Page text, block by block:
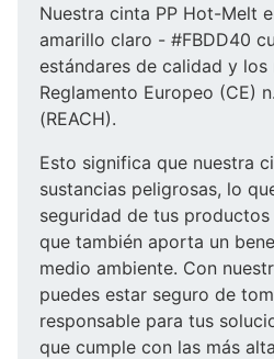
Nuestra cinta PP Hot-Melt
amarillo claro - #FBDD40
estándares de calidad y los
Reglamento Europeo (CE)
(REACH).
Esto significa que nuestra
sustancias peligrosas, lo
seguridad de tus
que también aporta un
medio ambiente. Con
puedes estar seguro de
responsable para tus
que cumple con las más